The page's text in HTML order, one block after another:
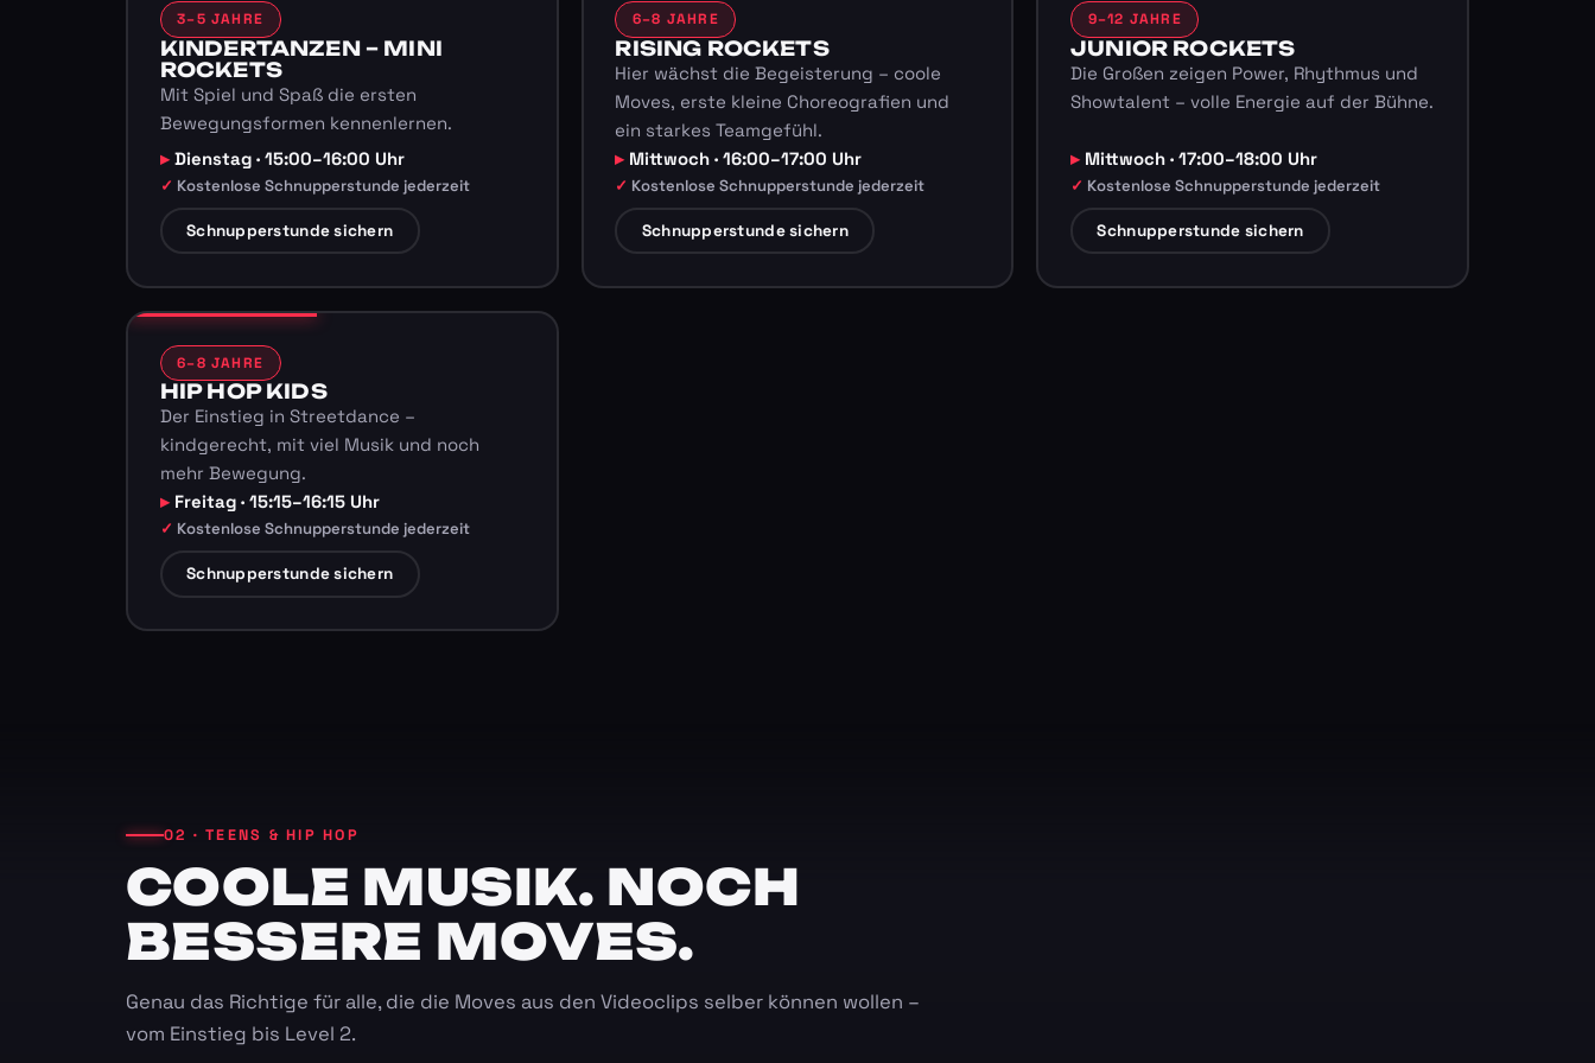
3–5 JAHRE
KINDERTANZEN – MINI
ROCKETS
Mit Spiel und Spaß die ersten
Bewegungsformen kennenlernen.
Dienstag · 15:00–16:00 Uhr
Kostenlose Schnupperstunde jederzeit
Schnupperstunde sichern
6–8 JAHRE
RISING ROCKETS
Hier wächst die Begeisterung – coole
Moves, erste kleine Choreografien und
ein starkes Teamgefühl.
Mittwoch · 16:00–17:00 Uhr
Kostenlose Schnupperstunde jederzeit
Schnupperstunde sichern
9–12 JAHRE
JUNIOR ROCKETS
Die Großen zeigen Power, Rhythmus und
Showtalent – volle Energie auf der Bühne.
Mittwoch · 17:00–18:00 Uhr
Kostenlose Schnupperstunde jederzeit
Schnupperstunde sichern
6–8 JAHRE
HIP HOP KIDS
Der Einstieg in Streetdance –
kindgerecht, mit viel Musik und noch
mehr Bewegung.
Freitag · 15:15–16:15 Uhr
Kostenlose Schnupperstunde jederzeit
Schnupperstunde sichern
02 · TEENS & HIP HOP
COOLE MUSIK. NOCH
BESSERE MOVES.
Genau das Richtige für alle, die die Moves aus den Videoclips selber können wollen –
vom Einstieg bis Level 2.